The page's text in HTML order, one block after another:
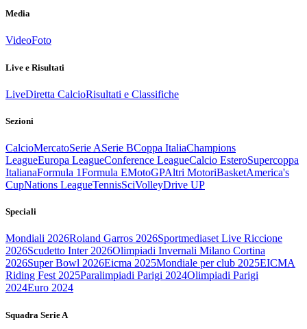
Media
VideoFoto
Live e Risultati
LiveDiretta CalcioRisultati e Classifiche
Sezioni
CalcioMercatoSerie ASerie BCoppa ItaliaChampions
LeagueEuropa LeagueConference LeagueCalcio EsteroSupercoppa
ItalianaFormula 1Formula EMotoGPAltri MotoriBasketAmerica's
CupNations LeagueTennisSciVolleyDrive UP
Speciali
Mondiali 2026Roland Garros 2026Sportmediaset Live Riccione
2026Scudetto Inter 2026Olimpiadi Invernali Milano Cortina
2026Super Bowl 2026Eicma 2025Mondiale per club 2025EICMA
Riding Fest 2025Paralimpiadi Parigi 2024Olimpiadi Parigi
2024Euro 2024
Squadra Serie A